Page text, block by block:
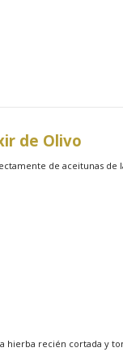
de Olivo
de aceitunas de
hierba recién cortada